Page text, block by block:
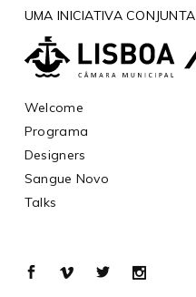
UMA INICIATIVA CONJUNTA
Welcome
Programa
Designers
Sangue Novo
Talks